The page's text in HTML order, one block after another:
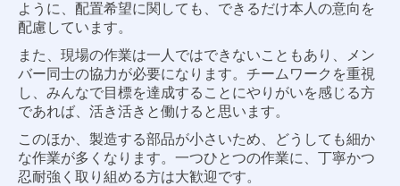
ように、配置希望に関しても、できるだけ本人の意向を
配慮しています。
また、現場の作業は一人ではできないこともあり、メン
バー同士の協力が必要になります。チームワークを重視
し、みんなで目標を達成することにやりがいを感じる方
であれば、活き活きと働けると思います。
このほか、製造する部品が小さいため、どうしても細か
な作業が多くなります。一つひとつの作業に、丁寧かつ
忍耐強く取り組める方は大歓迎です。